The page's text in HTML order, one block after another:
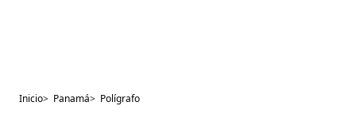
Inicio> Panamá> Polígrafo